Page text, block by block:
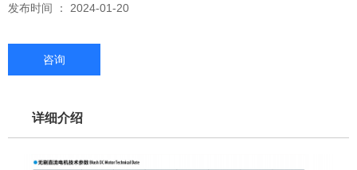
发布时间 ： 2024-01-20
咨询
详细介绍